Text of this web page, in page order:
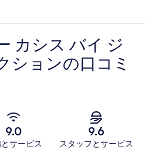
カシス バイ ジ
ションの口コミ
9.0
サービス
9.6
スタッフとサービス